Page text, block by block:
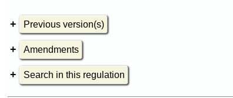
Previous version(s)
Amendments
Search in this regulation